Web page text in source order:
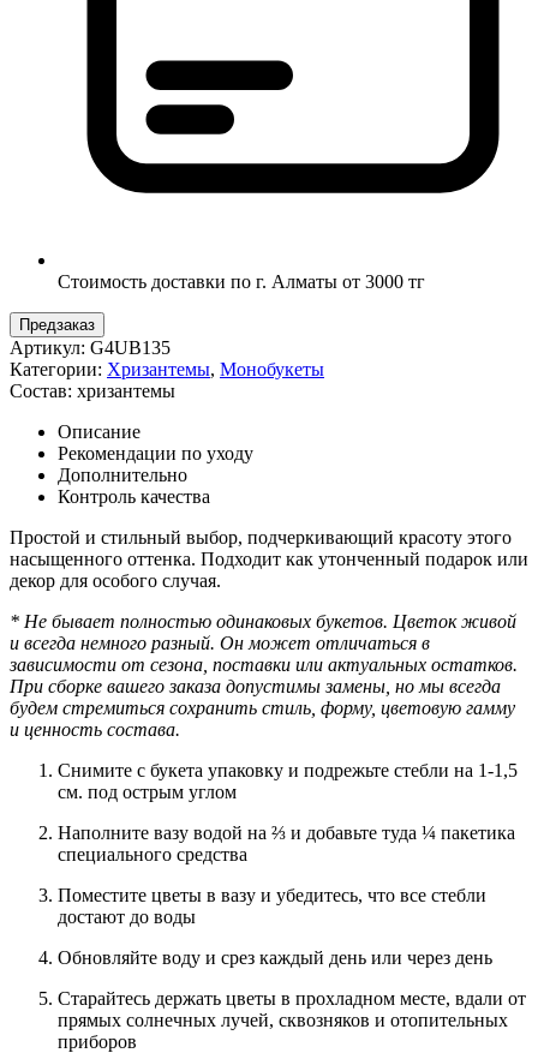
Стоимость доставки по г. Алматы от 3000 тг
Предзаказ
Артикул: G4UB135
Категории: Хризантемы, Монобукеты
Состав: хризантемы
Описание
Рекомендации по уходу
Дополнительно
Контроль качества
Простой и стильный выбор, подчеркивающий красоту этого
насыщенного оттенка. Подходит как утонченный подарок или
декор для особого случая.
* Не бывает полностью одинаковых букетов. Цветок живой
и всегда немного разный. Он может отличаться в
зависимости от сезона, поставки или актуальных остатков.
При сборке вашего заказа допустимы замены, но мы всегда
будем стремиться сохранить стиль, форму, цветовую гамму
и ценность состава.
Снимите с букета упаковку и подрежьте стебли на 1-1,5
см. под острым углом
Наполните вазу водой на ⅔ и добавьте туда ¼ пакетика
специального средства
Поместите цветы в вазу и убедитесь, что все стебли
достают до воды
Обновляйте воду и срез каждый день или через день
Старайтесь держать цветы в прохладном месте, вдали от
прямых солнечных лучей, сквозняков и отопительных
приборов